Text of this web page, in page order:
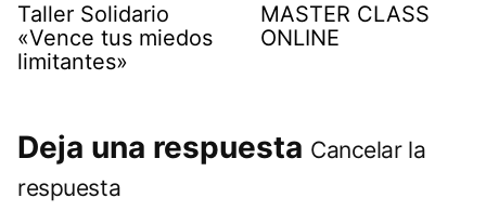
Taller Solidario
«Vence tus miedos
limitantes»
MASTER CLASS
ONLINE
Deja una respuesta Cancelar la
respuesta